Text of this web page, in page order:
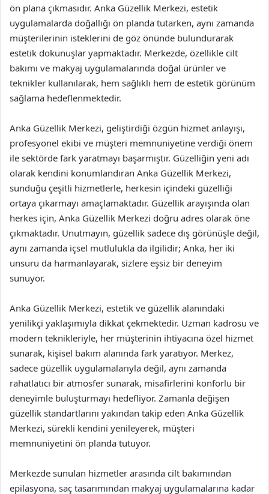
ön plana çıkmasıdır. Anka Güzellik Merkezi, estetik
uygulamalarda doğallığı ön planda tutarken, aynı zamanda
müşterilerinin isteklerini de göz önünde bulundurarak
estetik dokunuşlar yapmaktadır. Merkezde, özellikle cilt
bakımı ve makyaj uygulamalarında doğal ürünler ve
teknikler kullanılarak, hem sağlıklı hem de estetik görünüm
sağlama hedeflenmektedir.
Anka Güzellik Merkezi, geliştirdiği özgün hizmet anlayışı,
profesyonel ekibi ve müşteri memnuniyetine verdiği önem
ile sektörde fark yaratmayı başarmıştır. Güzelliğin yeni adı
olarak kendini konumlandıran Anka Güzellik Merkezi,
sunduğu çeşitli hizmetlerle, herkesin içindeki güzelliği
ortaya çıkarmayı amaçlamaktadır. Güzellik arayışında olan
herkes için, Anka Güzellik Merkezi doğru adres olarak öne
çıkmaktadır. Unutmayın, güzellik sadece dış görünüşle değil,
aynı zamanda içsel mutlulukla da ilgilidir; Anka, her iki
unsuru da harmanlayarak, sizlere eşsiz bir deneyim
sunuyor.
Anka Güzellik Merkezi, estetik ve güzellik alanındaki
yenilikçi yaklaşımıyla dikkat çekmektedir. Uzman kadrosu ve
modern teknikleriyle, her müşterinin ihtiyacına özel hizmet
sunarak, kişisel bakım alanında fark yaratıyor. Merkez,
sadece güzellik uygulamalarıyla değil, aynı zamanda
rahatlatıcı bir atmosfer sunarak, misafirlerini konforlu bir
deneyimle buluşturmayı hedefliyor. Zamanla değişen
güzellik standartlarını yakından takip eden Anka Güzellik
Merkezi, sürekli kendini yenileyerek, müşteri
memnuniyetini ön planda tutuyor.
Merkezde sunulan hizmetler arasında cilt bakımından
epilasyona, saç tasarımından makyaj uygulamalarına kadar